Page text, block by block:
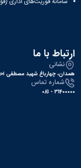
ارتباط با ما
نشانی
همدان، چهارباغ شهید مصطفی
شماره تماس
31400000 - 081